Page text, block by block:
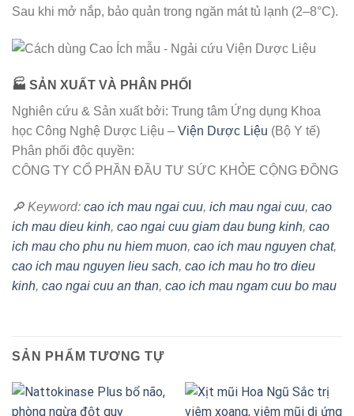
Sau khi mở nắp, bảo quản trong ngăn mát tủ lạnh (2–8°C).
🏭 SẢN XUẤT VÀ PHÂN PHỐI
Nghiên cứu & Sản xuất bởi: Trung tâm Ứng dụng Khoa
học Công Nghệ Dược Liệu – Viện Dược Liệu (Bộ Y tế)
Phân phối độc quyền:
CÔNG TY CỔ PHẦN ĐẦU TƯ SỨC KHỎE CỘNG ĐỒNG
🔎 Keyword: cao ich mau ngai cuu, ich mau ngai cuu, cao
ich mau dieu kinh, cao ngai cuu giam dau bung kinh, cao
ich mau cho phu nu hiem muon, cao ich mau nguyen chat,
cao ich mau nguyen lieu sach, cao ich mau ho tro dieu
kinh, cao ngai cuu an than, cao ich mau ngam cuu bo mau
SẢN PHẨM TƯƠNG TỰ